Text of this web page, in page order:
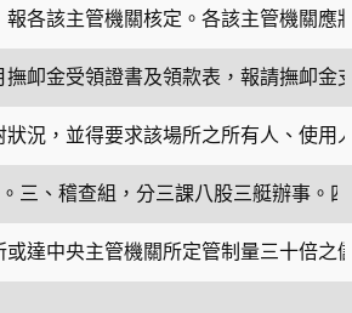
各該主管機關核定。各該主管機關
卹金受領證書及領款表，報請撫卹
況，並得要求該場所之所有人、使
、稽查組，分三課八股三艇辦事
達中央主管機關所定管制量三十倍